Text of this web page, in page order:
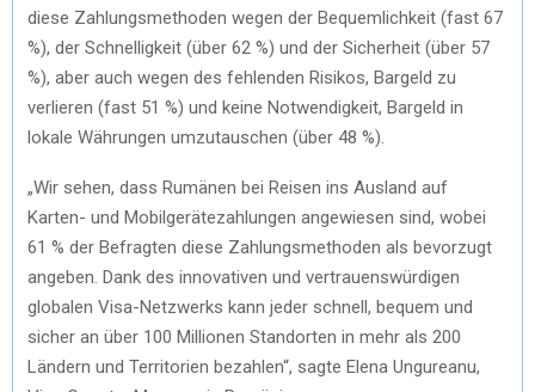
diese Zahlungsmethoden wegen der Bequemlichkeit (fast 67
%), der Schnelligkeit (über 62 %) und der Sicherheit (über 57
%), aber auch wegen des fehlenden Risikos, Bargeld zu
verlieren (fast 51 %) und keine Notwendigkeit, Bargeld in
lokale Währungen umzutauschen (über 48 %).
„Wir sehen, dass Rumänen bei Reisen ins Ausland auf
Karten- und Mobilgerätezahlungen angewiesen sind, wobei
61 % der Befragten diese Zahlungsmethoden als bevorzugt
angeben. Dank des innovativen und vertrauenswürdigen
globalen Visa-Netzwerks kann jeder schnell, bequem und
sicher an über 100 Millionen Standorten in mehr als 200
Ländern und Territorien bezahlen“, sagte Elena Ungureanu,